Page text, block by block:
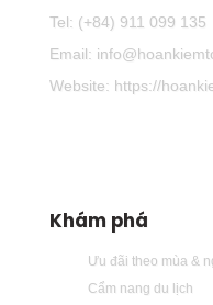
Tel: (+84) 911 099 135
Email:
Website: https://
Khám phá
Ưu đãi theo mùa &
Cẩm nang du lịch